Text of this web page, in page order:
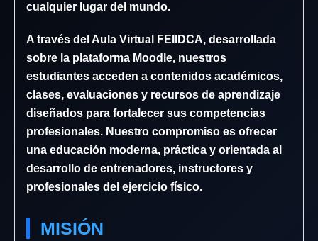
cualquier lugar del mundo.
A través del Aula Virtual FEIIDCA, desarrollada
sobre la plataforma Moodle, nuestros
estudiantes acceden a contenidos académicos,
clases, evaluaciones y recursos de aprendizaje
diseñados para fortalecer sus competencias
profesionales. Nuestro compromiso es ofrecer
una educación moderna, práctica y orientada al
desarrollo de entrenadores, instructores y
profesionales del ejercicio físico.
MISIÓN